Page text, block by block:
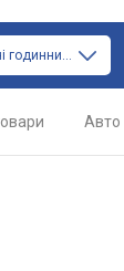
тільки наручні годинники
Авто